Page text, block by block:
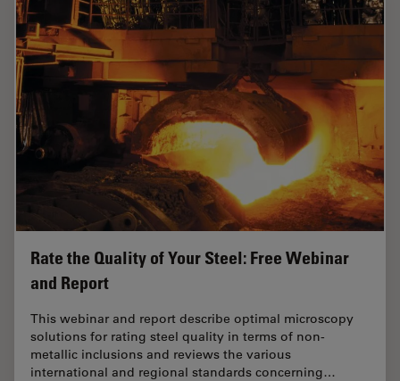
Rate the Quality of Your Steel: Free Webinar
and Report
This webinar and report describe optimal microscopy
solutions for rating steel quality in terms of non-
metallic inclusions and reviews the various
international and regional standards concerning…